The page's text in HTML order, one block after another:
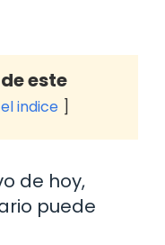
este
indice
de hoy,
puede